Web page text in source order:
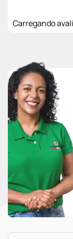
Carregando